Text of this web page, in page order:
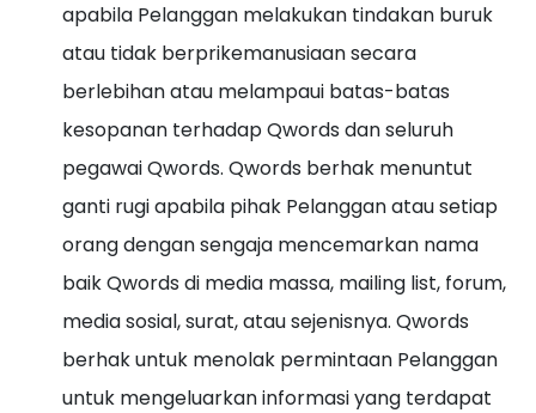
apabila Pelanggan melakukan tindakan buruk
atau tidak berprikemanusiaan secara
berlebihan atau melampaui batas-batas
kesopanan terhadap Qwords dan seluruh
pegawai Qwords. Qwords berhak menuntut
ganti rugi apabila pihak Pelanggan atau setiap
orang dengan sengaja mencemarkan nama
baik Qwords di media massa, mailing list, forum,
media sosial, surat, atau sejenisnya. Qwords
berhak untuk menolak permintaan Pelanggan
untuk mengeluarkan informasi yang terdapat